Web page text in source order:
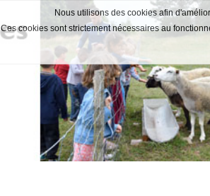
Nous utilisons des cookies afin
Ces cookies sont strictement nécessaires au